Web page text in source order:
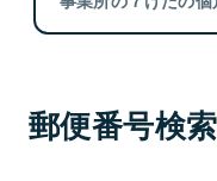
郵便番号検